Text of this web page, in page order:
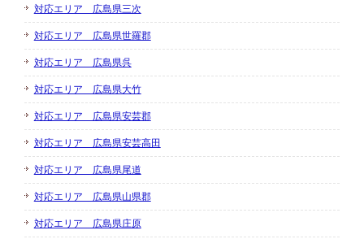
対応エリア 広島県三次
対応エリア 広島県世羅郡
対応エリア 広島県呉
対応エリア 広島県大竹
対応エリア 広島県安芸郡
対応エリア 広島県安芸高田
対応エリア 広島県尾道
対応エリア 広島県山県郡
対応エリア 広島県庄原